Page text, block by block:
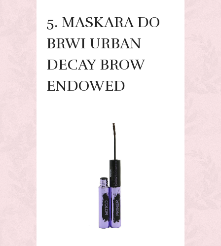
5. MASKARA DO
BRWI URBAN
DECAY BROW
ENDOWED